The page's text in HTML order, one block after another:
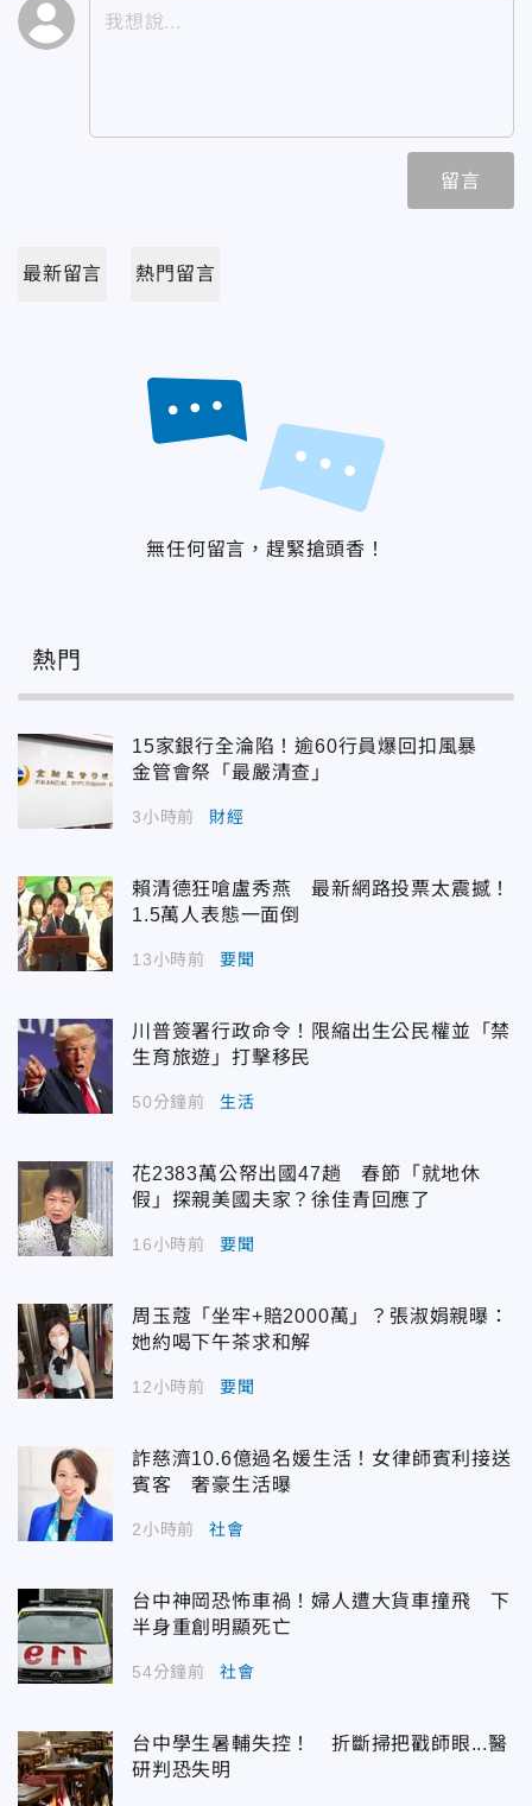
留言
最新留言 熱門留言
無任何留言，趕緊搶頭香！
熱門
15家銀行全淪陷！逾60行員爆回扣風暴
金管會祭「最嚴清查」
3小時前 財經
賴清德狂嗆盧秀燕 最新網路投票太震撼！
1.5萬人表態一面倒
13小時前 要聞
川普簽署行政命令！限縮出生公民權並「禁
生育旅遊」打擊移民
50分鐘前 生活
花2383萬公帑出國47趟 春節「就地休
假」探親美國夫家？徐佳青回應了
16小時前 要聞
周玉蔻「坐牢+賠2000萬」？張淑娟親曝：
她約喝下午茶求和解
12小時前 要聞
詐慈濟10.6億過名媛生活！女律師賓利接送
賓客 奢豪生活曝
2小時前 社會
台中神岡恐怖車禍！婦人遭大貨車撞飛 下
半身重創明顯死亡
54分鐘前 社會
台中學生暑輔失控！ 折斷掃把戳師眼...醫
研判恐失明